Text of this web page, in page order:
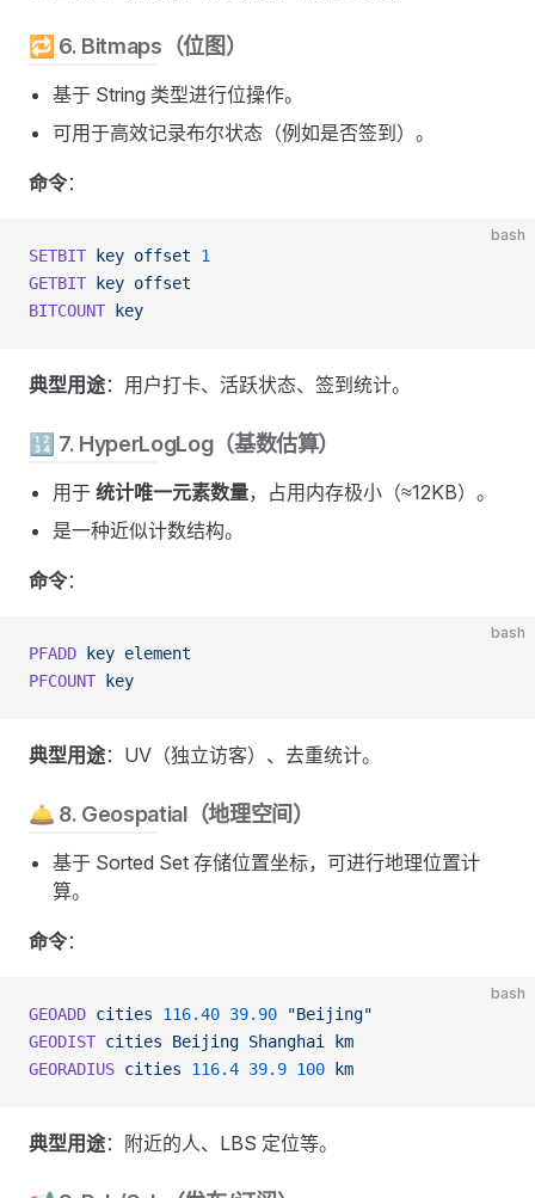
🔁 6. Bitmaps（位图）
基于 String 类型进行位操作。
可用于高效记录布尔状态（例如是否签到）。
命令：
bash
SETBIT key offset 1
GETBIT key offset
BITCOUNT key
典型用途：用户打卡、活跃状态、签到统计。
🔢 7. HyperLogLog（基数估算）
用于 统计唯一元素数量，占用内存极小（≈12KB）。
是一种近似计数结构。
命令：
bash
PFADD key element
PFCOUNT key
典型用途：UV（独立访客）、去重统计。
🛎 8. Geospatial（地理空间）
基于 Sorted Set 存储位置坐标，可进行地理位置计
算。
命令：
bash
GEOADD cities 116.40 39.90 "Beijing"
GEODIST cities Beijing Shanghai
km
GEORADIUS cities 116.4 39.9 100 km
典型用途：附近的人、LBS 定位等。